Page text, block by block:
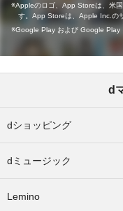
Appleのロゴ、App Storeは、米
す。App Storeは、Apple Inc.の
Google Play および Google Play
d
dショッピング
dミュージック
Lemino